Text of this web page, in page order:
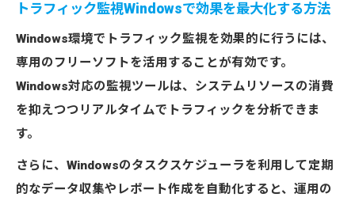
トラフィック監視Windowsで効果を最大化する方法
Windows環境でトラフィック監視を効果的に行うには、
専用のフリーソフトを活用することが有効です。
Windows対応の監視ツールは、システムリソースの消費
を抑えつつリアルタイムでトラフィックを分析できま
す。
さらに、Windowsのタスクスケジューラを利用して定期
的なデータ収集やレポート作成を自動化すると、運用の